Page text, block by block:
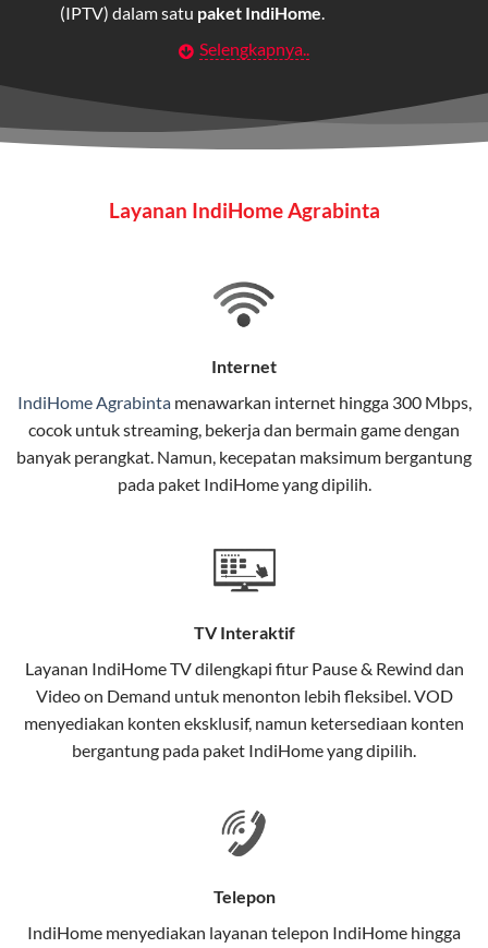
(IPTV) dalam satu paket IndiHome
Layanan Wifi Indihome ini dirancang untuk
maupun individu yang membutuhkan konektivitas dan
hiburan berkualitas tinggi.
pengguna rumah dan bisnis.
stabil, dan memiliki berbagai pilihan paket IndiHome
Selain internet, layanan IndiHome juga mencakup TV
interaktif (IndiHome TV) dan telepon rumah dalam
satu paket.
Teknologi di Balik WiFi IndiHome
Wifi IndiHome menggunakan teknologi Fiber To The
menggunakan kabel serat optik hingga ke rumah
pelanggan. Teknologi ini memiliki beberapa
keunggulan:
Kecepatan Tinggi
dibandingkan kabel tembaga atau DSL.
elektromagnetik, sehingga koneksi tetap lancar.
Selengkapnya..
Layanan IndiHome Agrabinta
Internet
IndiHome Agrabintamenawarkan internethingga 300 Mbps,
cocok untuk streaming, bekerja dan bermain game dengan
banyak perangkat. Namun, kecepatan maksimum bergantung
pada paket IndiHome yang dipilih.
TV Interaktif
Layanan IndiHome TVdilengkapi fitur Pause & Rewind dan
Video on Demand untuk menonton lebih fleksibel. VOD
menyediakan konten eksklusif, namun ketersediaan konten
bergantung pada paket IndiHome yang dipilih.
Telepon
IndiHome menyediakan layanan telepon IndiHome hingga